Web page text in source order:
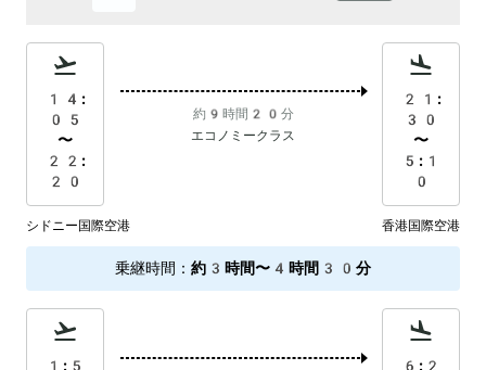
14:
05
〜
22:
20
約9時間20分
エコノミークラス
21:
30
〜
5:1
0
シドニー国際空港 香港国際空港
乗継時間 ： 約3時間〜4時間30分
1:5
6:2